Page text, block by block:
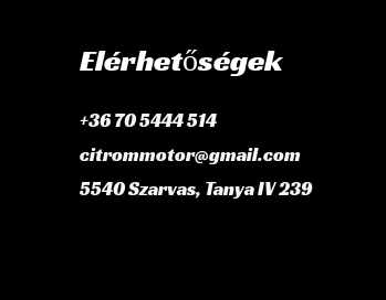
Elérhetőségek
+36 70 5444 514
citrommotor@gmail.com
5540 Szarvas, Tanya IV 239